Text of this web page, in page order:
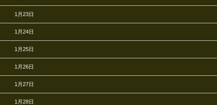
1月23日
1月24日
1月25日
1月26日
1月27日
1月28日